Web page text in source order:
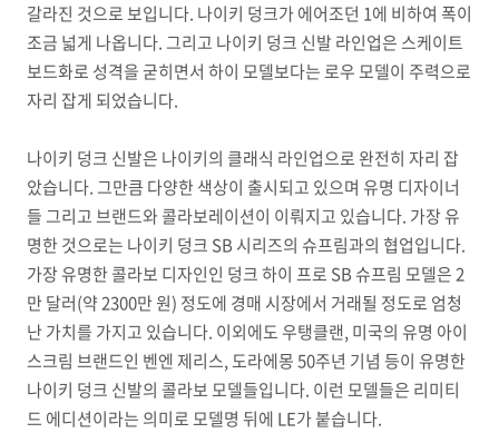
갈라진 것으로 보입니다. 나이키 덩크가 에어조던 1에 비하여 폭이
조금 넓게 나옵니다. 그리고 나이키 덩크 신발 라인업은 스케이트
보드화로 성격을 굳히면서 하이 모델보다는 로우 모델이 주력으로
자리 잡게 되었습니다.
나이키 덩크 신발은 나이키의 클래식 라인업으로 완전히 자리 잡
았습니다. 그만큼 다양한 색상이 출시되고 있으며 유명 디자이너
들 그리고 브랜드와 콜라보레이션이 이뤄지고 있습니다. 가장 유
명한 것으로는 나이키 덩크 SB 시리즈의 슈프림과의 협업입니다.
가장 유명한 콜라보 디자인인 덩크 하이 프로 SB 슈프림 모델은 2
만 달러(약 2300만 원) 정도에 경매 시장에서 거래될 정도로 엄청
난 가치를 가지고 있습니다. 이외에도 우탱클랜, 미국의 유명 아이
스크림 브랜드인 벤엔 제리스, 도라에몽 50주년 기념 등이 유명한
나이키 덩크 신발의 콜라보 모델들입니다. 이런 모델들은 리미티
드 에디션이라는 의미로 모델명 뒤에 LE가 붙습니다.